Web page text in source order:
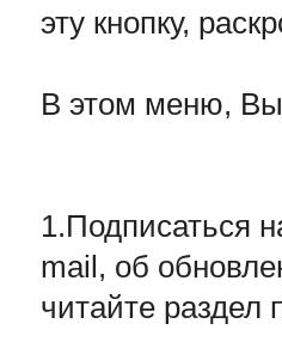
эту кнопку,
В этом меню,
1.Подписаться
mail, об
читайте